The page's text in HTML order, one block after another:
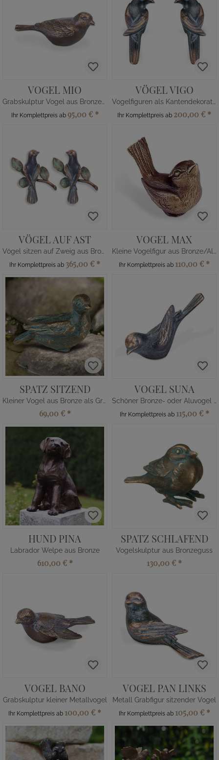
VOGEL MIO
Grabskulptur Vogel aus Bronze/Alu
Ihr Komplettpreis ab 95,00 € *
VÖGEL VIGO
Vogelfiguren als Kantendekoration
Ihr Komplettpreis ab 200,00 € *
VÖGEL AUF AST
Vögel sitzen auf Zweig aus Bronze
Ihr Komplettpreis ab 365,00 € *
VOGEL MAX
Kleine Vogelfigur aus Bronze/Alu
Ihr Komplettpreis ab 110,00 € *
SPATZ SITZEND
Kleiner Vogel aus Bronze als Grabschmuck
69,00 € *
VOGEL SUNA
Schöner Bronze- oder Aluvogel - wetterfest
Ihr Komplettpreis ab 115,00 € *
HUND PINA
Labrador Welpe aus Bronze
610,00 € *
SPATZ SCHLAFEND
Vogelskulptur aus Bronzeguss
130,00 € *
VOGEL BANO
Grabskulptur kleiner Metallvogel
Ihr Komplettpreis ab 100,00 € *
VOGEL PAN LINKS
Metall Grabfigur sitzender Vogel
Ihr Komplettpreis ab 105,00 € *